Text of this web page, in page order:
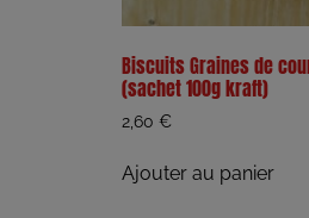
Biscuits Graines de
(sachet 100g kraft)
2,60 €
Ajouter au panier